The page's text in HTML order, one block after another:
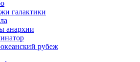
галактики
анархии
рубеж